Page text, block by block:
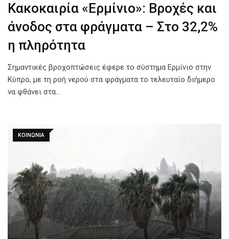
Κακοκαιρία «Ερμίνιο»: Βροχές και
άνοδος στα φράγματα – Στο 32,2%
η πληρότητα
Σημαντικές βροχοπτώσεις έφερε το σύστημα Ερμίνιο στην
Κύπρο, με τη ροή νερού στα φράγματα το τελευταίο διήμερο
να φθάνει στα…
ΚΟΙΝΩΝΙΑ